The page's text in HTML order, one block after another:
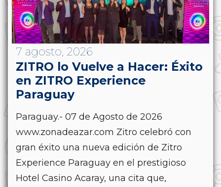
7 agosto, 2026
ZITRO lo Vuelve a Hacer: Éxito
en ZITRO Experience
Paraguay
Paraguay.- 07 de Agosto de 2026
www.zonadeazar.com Zitro celebró con
gran éxito una nueva edición de Zitro
Experience Paraguay en el prestigioso
Hotel Casino Acaray, una cita que,